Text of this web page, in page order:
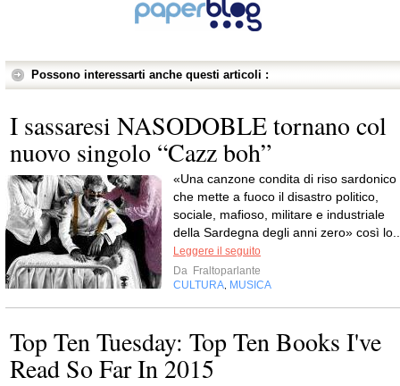
Possono interessarti anche questi articoli :
I sassaresi NASODOBLE tornano col
nuovo singolo “Cazz boh”
«Una canzone condita di riso sardonico
che mette a fuoco il disastro politico,
sociale, mafioso, militare e industriale
della Sardegna degli anni zero» così
Leggere il seguito
Da Fraltoparlante
CULTURA MUSICA
Top Ten Tuesday: Top Ten Books I've
Read So Far In 2015